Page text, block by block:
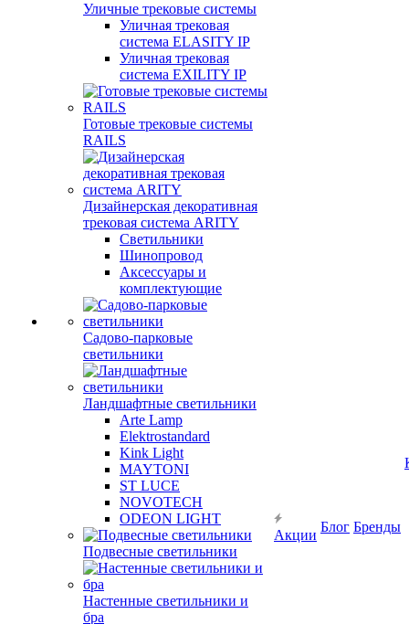
Уличные трековые системы
Уличная трековая
система ELASITY IP
Уличная трековая
система EXILITY IP
Готовые трековые системы
RAILS
Дизайнерская декоративная
трековая система ARITY
Светильники
Шинопровод
Аксессуары и
комплектующие
Садово-парковые
светильники
Ландшафтные светильники
Arte Lamp
Elektrostandard
Kink Light
MAYTONI
ST LUCE
NOVOTECH
ODEON LIGHT
Подвесные светильники
Настенные светильники и
бра
Акции
Блог Бренды